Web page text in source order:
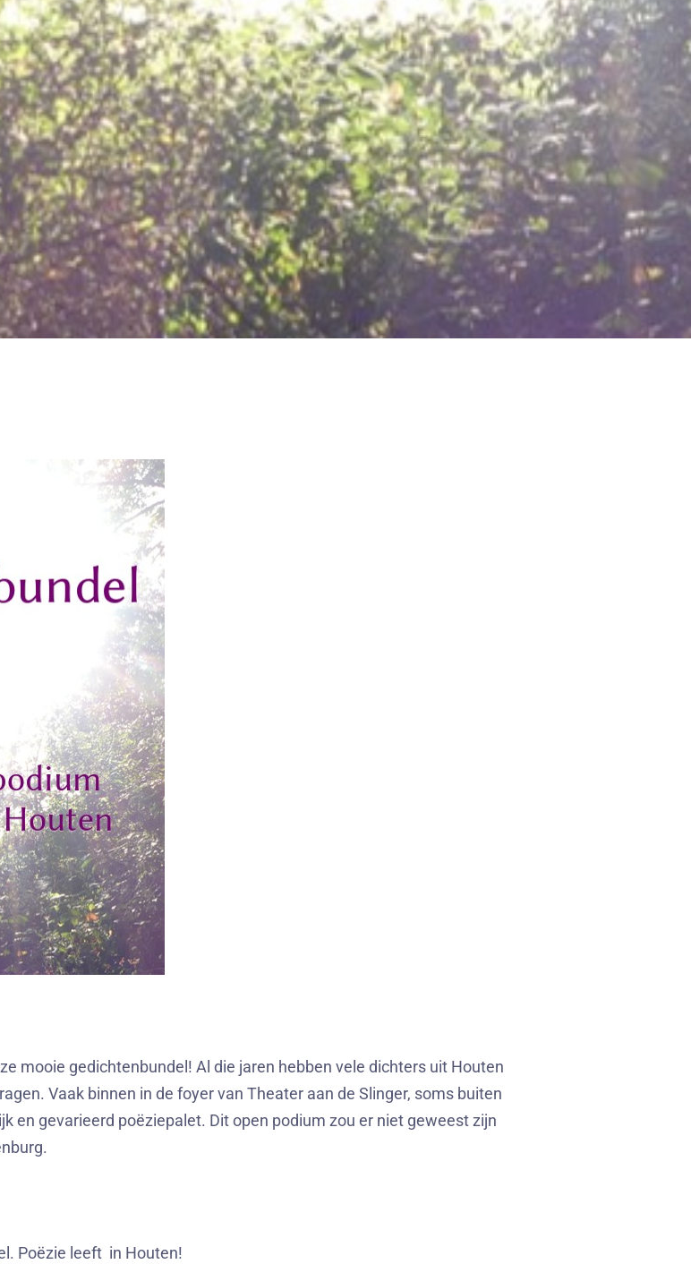
mooie gedichtenbundel! Al die jaren hebben vele dichters uit Houten
Vaak binnen in de foyer van Theater aan de Slinger, soms buiten
en gevarieerd poëziepalet. Dit open podium zou er niet geweest zijn
Poëzie leeft in Houten!